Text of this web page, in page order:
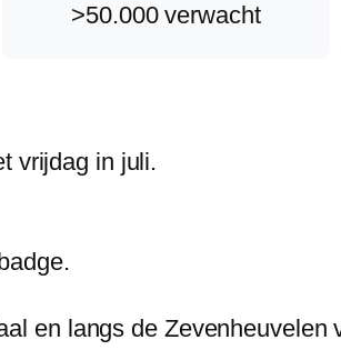
>50.000 verwacht
vrijdag in juli.
en langs de Zevenheuvelen